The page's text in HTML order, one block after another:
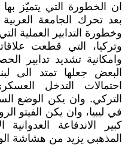
ان الخطورة التي يتميّز
بعد تحرك الجامعة العربية
وخطورة التدابير العملية
وتركيا، التي قطعت
وامكانية تشديد تدابير
البعض جعلها تمتد الى
احتمالات التدخل
التركي. وان يكن الوضع
في ليبيا، وان يكن الفيتو
كبير الاندفاعة العدوانية
المذهبي يزيد من هشاشة